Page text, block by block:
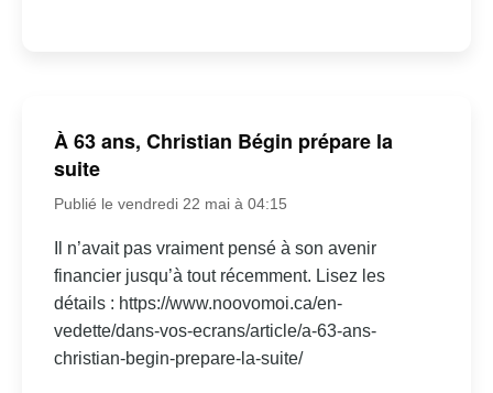
À 63 ans, Christian Bégin prépare la
suite
Publié le vendredi 22 mai à 04:15
Il n’avait pas vraiment pensé à son avenir
financier jusqu’à tout récemment. Lisez les
détails : https://www.noovomoi.ca/en-
vedette/dans-vos-ecrans/article/a-63-ans-
christian-begin-prepare-la-suite/